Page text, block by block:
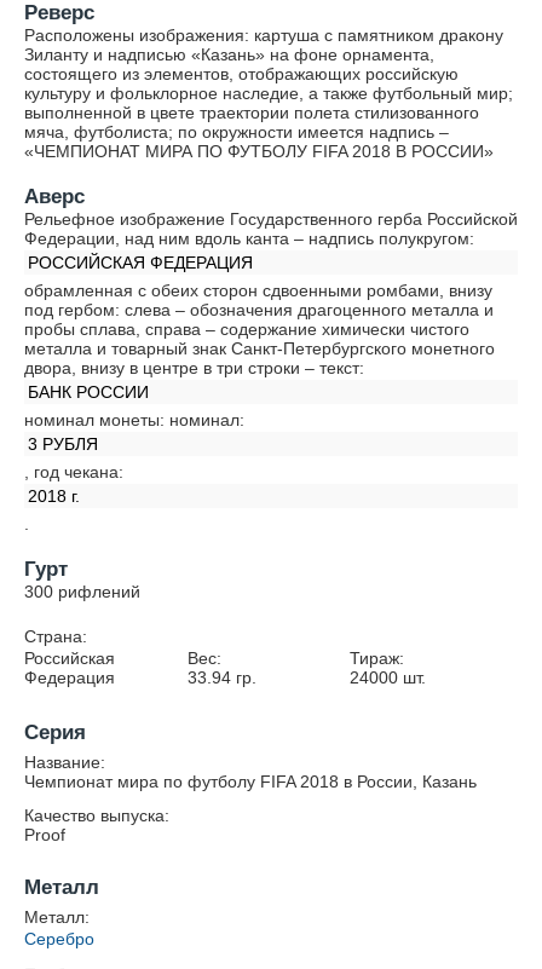
Реверс
Расположены изображения: картуша с памятником дракону
Зиланту и надписью «Казань» на фоне орнамента,
состоящего из элементов, отображающих российскую
культуру и фольклорное наследие, а также футбольный мир;
выполненной в цвете траектории полета стилизованного
мяча, футболиста; по окружности имеется надпись –
«ЧЕМПИОНАТ МИРА ПО ФУТБОЛУ FIFA 2018 В РОССИИ»
Аверс
Рельефное изображение Государственного герба Российской
Федерации, над ним вдоль канта – надпись полукругом:
РОССИЙСКАЯ ФЕДЕРАЦИЯ
обрамленная с обеих сторон сдвоенными ромбами, внизу
под гербом: слева – обозначения драгоценного металла и
пробы сплава, справа – содержание химически чистого
металла и товарный знак Санкт-Петербургского монетного
двора, внизу в центре в три строки – текст:
БАНК РОССИИ
номинал монеты: номинал:
3 РУБЛЯ
, год чекана:
2018 г.
Гурт
300 рифлений
Страна:
Российская
Федерация
Вес:
33.94гр.
Тираж:
24000 шт.
Серия
Название:
Чемпионат мира по футболу FIFA 2018 в России, Казань
Качество выпуска:
Proof
Металл
Металл:
Серебро